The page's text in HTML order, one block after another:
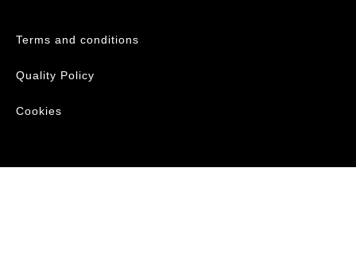
Terms and conditions
Quality Policy
Cookies